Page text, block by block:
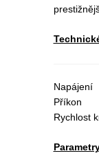
Napájení
Příkon
Rychlost